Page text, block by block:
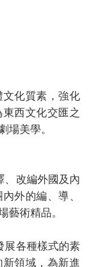
化質素，強化
西文化交匯之
美學。
改編外國及內
外的編、導、
術精品。
各種樣式的素
領域，為新進